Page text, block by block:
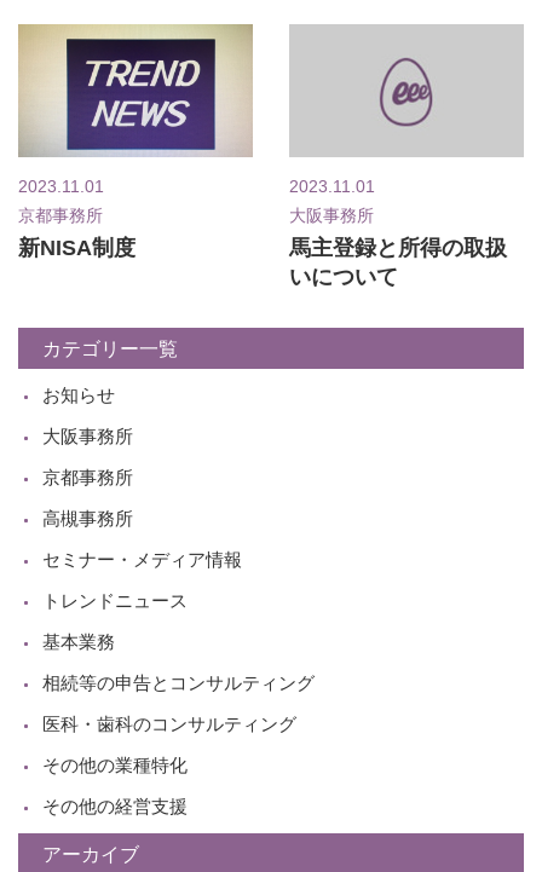
2023.11.01
京都事務所
新NISA制度
2023.11.01
大阪事務所
馬主登録と所得の取扱
いについて
カテゴリー一覧
お知らせ
大阪事務所
京都事務所
高槻事務所
セミナー・メディア情報
トレンドニュース
基本業務
相続等の申告とコンサルティング
医科・歯科のコンサルティング
その他の業種特化
その他の経営支援
アーカイブ